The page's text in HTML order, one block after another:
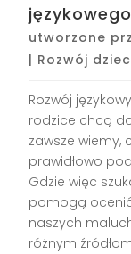
utworzone
| Rozwój
Rozwój
rodzice chcą
zawsze wiemy,
prawidłowo
Gdzie więc
pomogą
naszych
różnym